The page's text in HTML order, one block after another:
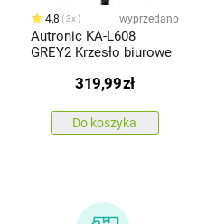
4,8 3x wyprzedano
Autronic KA-L608
GREY2 Krzesło biurowe
319,99zł
Do koszyka